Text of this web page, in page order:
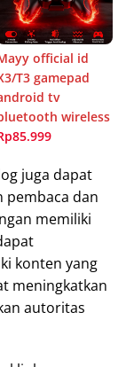
official id
T3 gamepad
tv
wireless
juga dapat
pembaca dan
memiliki
konten yang
meningkatkan
autoritas